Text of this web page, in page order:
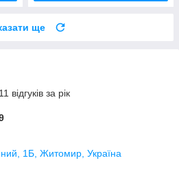
ще
відгуків за рік
1Б, Житомир, Україна